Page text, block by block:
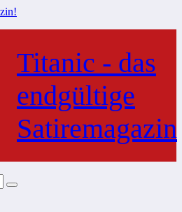
Titanic - das
endgültige
Satiremagazin